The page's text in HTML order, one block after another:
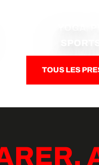
TOUS LES